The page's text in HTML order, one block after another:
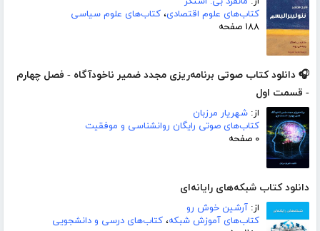
کتاب‌های علوم اقتصادی، کتاب‌های علوم سیاسی
۱۸۸ صفحه
🎧 دانلود کتاب صوتی برنامه‌ریزی مجدد ضمیر ناخودآگاه - فصل چهارم
- قسمت اول
از: شهریار مرزبان
کتاب‌های صوتی رایگان روانشناسی و موفقیت
۰ صفحه
دانلود کتاب شبکه‌های رایانه‌ای
از: آرشین خوش رو
کتاب‌های آموزش شبکه، کتاب‌های درسی و دانشجویی